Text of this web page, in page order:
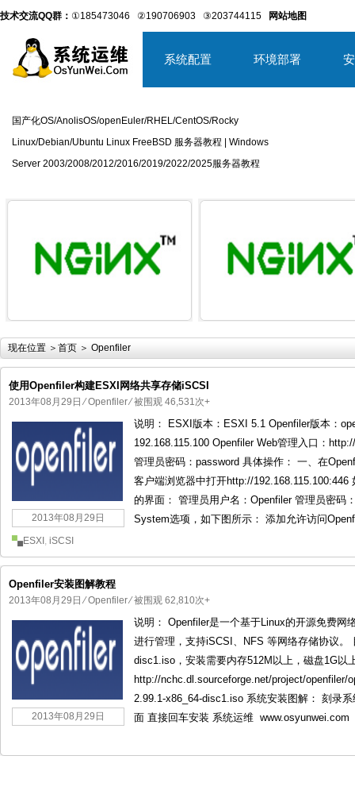
技术交流QQ群： ①185473046 ②190706903 ③203744115 网站地图
系统配置 环境部署
国产化OS/AnolisOS/openEuler/RHEL/CentOS/Rocky
Linux/Debian/Ubuntu Linux FreeBSD 服务器教程 | Windows
Server 2003/2008/2012/2016/2019/2022/2025服务器教程
国产化操作系统欧拉openEuler编 国产化操作系统Anolis OS编
现在位置 ＞ 首页 ＞ Openfiler
使用Openfiler构建ESXI网络共享存储iSCSI
2013年08月29日 ⁄Openfiler⁄ 被围观 46,531次+
2013年08月29日
说明： ESXI版本：ESXI 5.1 Openfiler版本：
192.168.115.100 Openfiler Web管理入口：
管理员密码：password 具体操作： 一、在
客户端浏览器中打开http://
的界面： 管理员用户名：Openfiler 管理员密码
System选项，如下图所示： 添加允许访问
ESXI , iSCSI
Openfiler安装图解教程
2013年08月29日 ⁄Openfiler⁄ 被围观 62,810次+
2013年08月29日
说明： Openfiler是一个基于Linux的开源免费网
进行管理，支持iSCSI、NFS 等网络存储协议。
disc1.iso，安装需要内存512M以上，磁盘1G以
http://nchc.dl.sourceforge.net/project/openfiler/
2.99.1-x86_64-disc1.iso 系统安装图解： 刻录
面 直接回车安装 系统运维 www.osyunwei.com